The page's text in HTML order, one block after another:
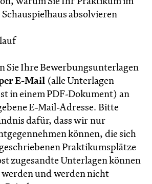
absolvieren
Sie Ihre Bewerbungsunterlagen
E-Mail (alle Unterlagen
in einem PDF-Dokument) an
E-Mail-Adresse. Bitte
dafür, dass wir nur
können, die sich
Praktikumsplätze
zugesandte Unterlagen können
und werden nicht